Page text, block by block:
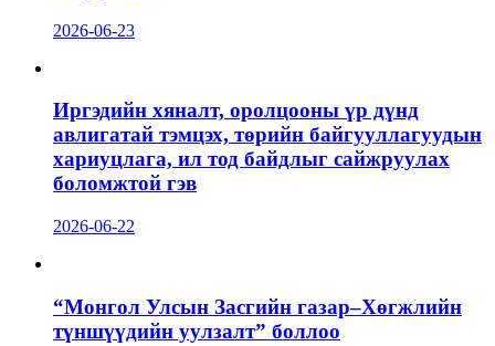
2026-06-23
Иргэдийн хяналт, оролцооны үр дүнд
авлигатай тэмцэх, төрийн байгууллагуудын
хариуцлага, ил тод байдлыг сайжруулах
боломжтой гэв
2026-06-22
“Монгол Улсын Засгийн газар–Хөгжлийн
түншүүдийн уулзалт” боллоо